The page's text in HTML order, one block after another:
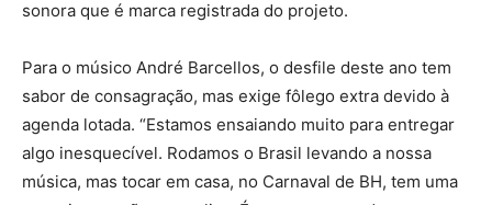
sonora que é marca registrada do projeto.
Para o músico André Barcellos, o desfile deste ano tem
sabor de consagração, mas exige fôlego extra devido à
agenda lotada. “Estamos ensaiando muito para entregar
algo inesquecível. Rodamos o Brasil levando a nossa
música, mas tocar em casa, no Carnaval de BH, tem uma